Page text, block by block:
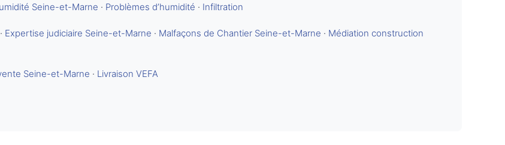
Seine-et-Marne · Problèmes d’humidité · Infiltration
· Expertise judiciaire Seine-et-Marne · Malfaçons de Chantier Seine-et-Marne · Médiation construction
Seine-et-Marne · Livraison VEFA